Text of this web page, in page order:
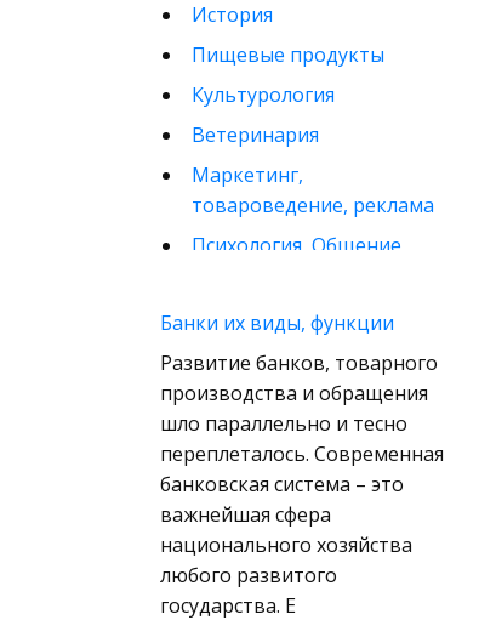
История
Пищевые продукты
Культурология
Ветеринария
Маркетинг,
товароведение, реклама
Психология, Общение,
Математика
Финансовое право
Музыка
Международные
экономические и
валютно-кредитные
отношения
Конституционное
(государственное) право
Банки их виды, функции
Развитие банков, товарного
производства и обращения
шло параллельно и тесно
переплеталось. Современная
банковская система – это
важнейшая сфера
национального хозяйства
любого развитого
государства. Е